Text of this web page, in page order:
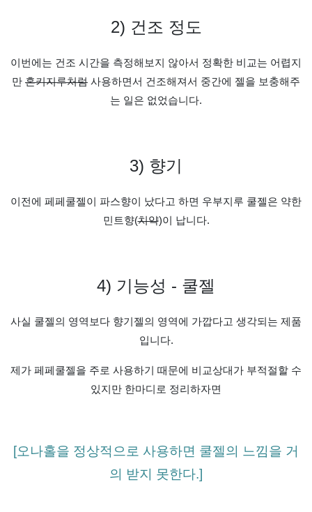
2) 건조 정도
이번에는 건조 시간을 측정해보지 않아서 정확한 비교는 어렵지
만 혼키지루처럼 사용하면서 건조해져서 중간에 젤을 보충해주
는 일은 없었습니다.
3) 향기
이전에 페페쿨젤이 파스향이 났다고 하면 우부지루 쿨젤은 약한
민트향(치약)이 납니다.
4) 기능성 - 쿨젤
사실 쿨젤의 영역보다 향기젤의 영역에 가깝다고 생각되는 제품
입니다.
제가 페페쿨젤을 주로 사용하기 때문에 비교상대가 부적절할 수
있지만 한마디로 정리하자면
[오나홀을 정상적으로 사용하면 쿨젤의 느낌을 거
의 받지 못한다.]